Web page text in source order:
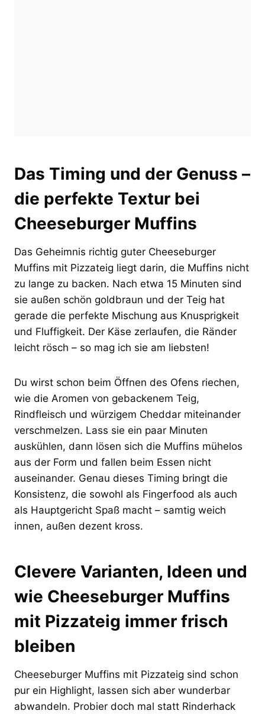
Das Timing und der Genuss –
die perfekte Textur bei
Cheeseburger Muffins
Das Geheimnis richtig guter Cheeseburger
Muffins mit Pizzateig liegt darin, die Muffins nicht
zu lange zu backen. Nach etwa 15 Minuten sind
sie außen schön goldbraun und der Teig hat
gerade die perfekte Mischung aus Knusprigkeit
und Fluffigkeit. Der Käse zerlaufen, die Ränder
leicht rösch – so mag ich sie am liebsten!
Du wirst schon beim Öffnen des Ofens riechen,
wie die Aromen von gebackenem Teig,
Rindfleisch und würzigem Cheddar miteinander
verschmelzen. Lass sie ein paar Minuten
auskühlen, dann lösen sich die Muffins mühelos
aus der Form und fallen beim Essen nicht
auseinander. Genau dieses Timing bringt die
Konsistenz, die sowohl als Fingerfood als auch
als Hauptgericht Spaß macht – samtig weich
innen, außen dezent kross.
Clevere Varianten, Ideen und
wie Cheeseburger Muffins
mit Pizzateig immer frisch
bleiben
Cheeseburger Muffins mit Pizzateig sind schon
pur ein Highlight, lassen sich aber wunderbar
abwandeln. Probier doch mal statt Rinderhack